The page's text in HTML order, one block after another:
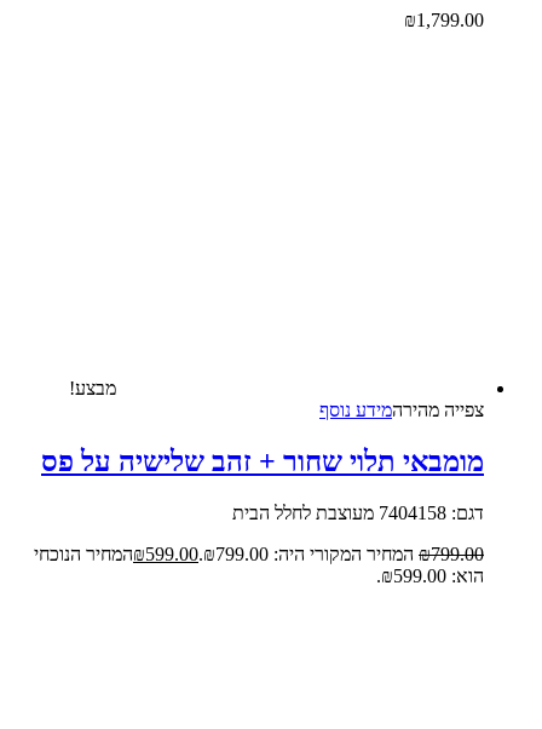
₪1,799.00
מבצע!
צפייה‬ ‫מהירה‬מידע נוסף
מומבאי תלוי שחור + זהב שלישיה על פס
דגם: 7404158 מעוצבת לחלל הבית
₪799.00 המחיר המקורי היה: ₪799.00. ₪599.00
המחיר הנוכחי
הוא: ₪599.00.